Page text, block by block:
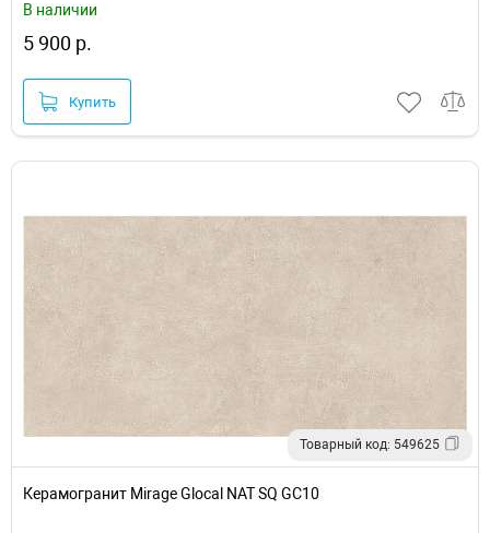
В наличии
5 900 р.
Купить
Товарный код: 549625
Керамогранит Mirage Glocal NAT SQ GC10